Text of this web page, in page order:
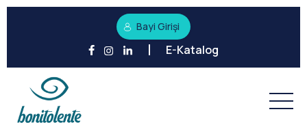
Bayi Girişi
E-Katalog